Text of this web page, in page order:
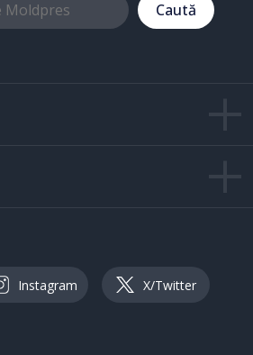
Caută
Instagram X/Twitter